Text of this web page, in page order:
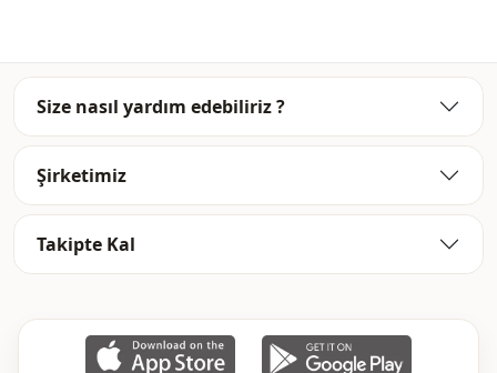
Size nasıl yardım edebiliriz ?
Şirketimiz
Takipte Kal